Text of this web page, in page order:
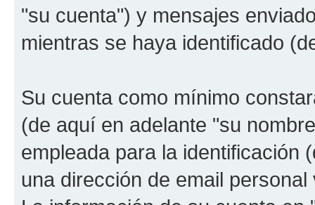
"su cuenta") y mensajes
mientras se haya identificado
Su cuenta como mínimo
(de aquí en adelante "su
empleada para la identificación
una dirección de email